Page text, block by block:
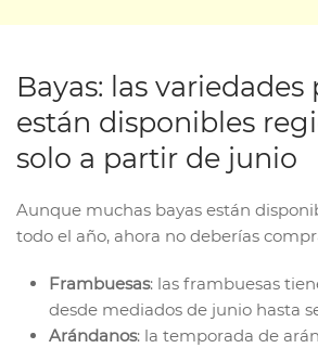
Bayas: las
están disponibles
solo a partir de junio
Aunque muchas bayas están
todo el año, ahora no deberías
Frambuesas: las frambuesas
desde mediados de junio hasta
Arándanos: la temporada de